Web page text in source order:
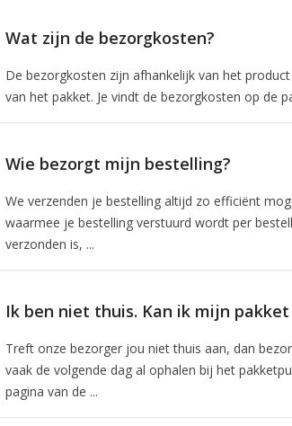
Wat zijn de bezorgkosten?
De bezorgkosten zijn afhankelijk van het
van het pakket. Je vindt de bezorgkosten op de
Wie bezorgt mijn bestelling?
We verzenden je bestelling altijd zo efficiënt
waarmee je bestelling verstuurd wordt per
verzonden is, ...
Ik ben niet thuis. Kan ik mijn
Treft onze bezorger jou niet thuis aan, dan
vaak de volgende dag al ophalen bij het
pagina van de ...